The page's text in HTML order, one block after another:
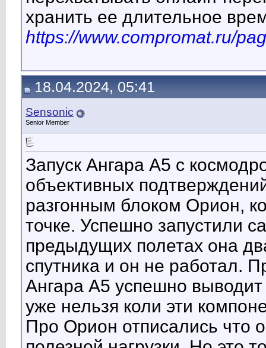
хранить ее длительное
https://www.compromat.ru/
18.04.2024, 05:41
Sensonic
Senior Member
Запуск Ангара А5 с
объективных
разгонным блоком Орион,
точке. Успешно запустили
предыдущих полетах она
спутника и он не работал.
Ангара А5 успешно
уже нельзя коли эти
Про Орион отписались что